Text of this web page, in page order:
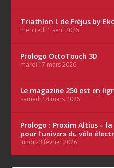
Triathlon L de Fréjus by
mercredi 1 avril 2026
Prologo OctoTouch 3D
mardi 17 mars 2026
Le magazine 250 est en
samedi 14 mars 2026
Prologo : Proxim Altius –
pour l’univers du vélo
lundi 23 février 2026